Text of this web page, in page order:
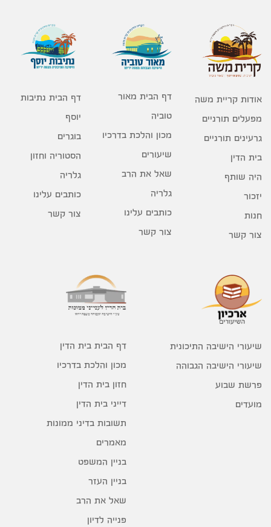
אודות קריית משה
מפעלים תורניים
גרעינים תורניים
בית הדין
היה שותף
יזכור
חנות
צור קשר
דף הבית מאור
טוביה
מכון והלכת בדרכיו
שיעורים
שאל את הרב
גלריה
כותבים עלינו
צור קשר
דף הבית נתיבות
יוסף
בוגרים
הסטוריה וחזון
גלריה
כותבים עלינו
צור קשר
שיעורי הישיבה התיכונית
שיעורי הישיבה הגבוהה
פרשת שבוע
מועדים
דף הבית בית הדין
מכון והלכת בדרכיו
חזון בית הדין
דייני בית הדין
תשובות בדיני ממונות
מאמרים
בניין המשפט
בניין העזר
שאל את הרב
פנייה לדיון